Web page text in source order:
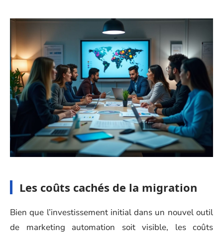
Les coûts cachés de la migration
Bien que l’investissement initial dans un nouvel outil
de marketing automation soit visible, les coûts